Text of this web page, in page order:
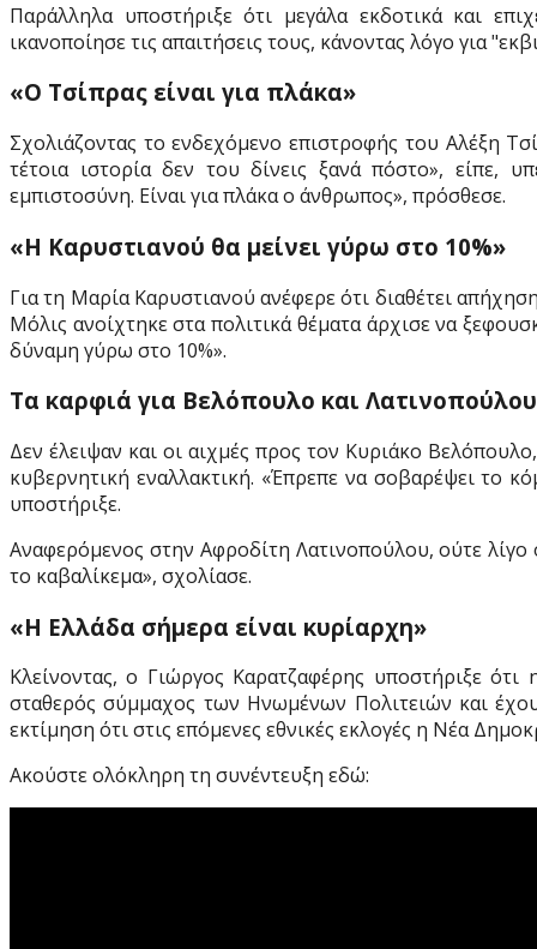
Παράλληλα υποστήριξε ότι μεγάλα εκδοτικά και
ικανοποίησε τις απαιτήσεις τους, κάνοντας λόγο για
«Ο Τσίπρας είναι για πλάκα»
Σχολιάζοντας το ενδεχόμενο επιστροφής του Αλέξη
τέτοια ιστορία δεν του δίνεις ξανά πόστο»,
εμπιστοσύνη. Είναι για πλάκα ο άνθρωπος», πρόσθεσε.
«Η Καρυστιανού θα μείνει γύρω στο 10%»
Για τη Μαρία Καρυστιανού ανέφερε ότι διαθέτει
Μόλις ανοίχτηκε στα πολιτικά θέματα άρχισε να
δύναμη γύρω στο 10%».
Τα καρφιά για Βελόπουλο και Λατινοπούλου
Δεν έλειψαν και οι αιχμές προς τον Κυριάκο
κυβερνητική εναλλακτική. «Έπρεπε να σοβαρέψει το
υποστήριξε.
Αναφερόμενος στην Αφροδίτη Λατινοπούλου, ούτε λίγο
το καβαλίκεμα», σχολίασε.
«Η Ελλάδα σήμερα είναι κυρίαρχη»
Κλείνοντας, ο Γιώργος Καρατζαφέρης υποστήριξε
σταθερός σύμμαχος των Ηνωμένων Πολιτειών και
εκτίμηση ότι στις επόμενες εθνικές εκλογές η Νέα
Ακούστε ολόκληρη τη συνέντευξη εδώ: